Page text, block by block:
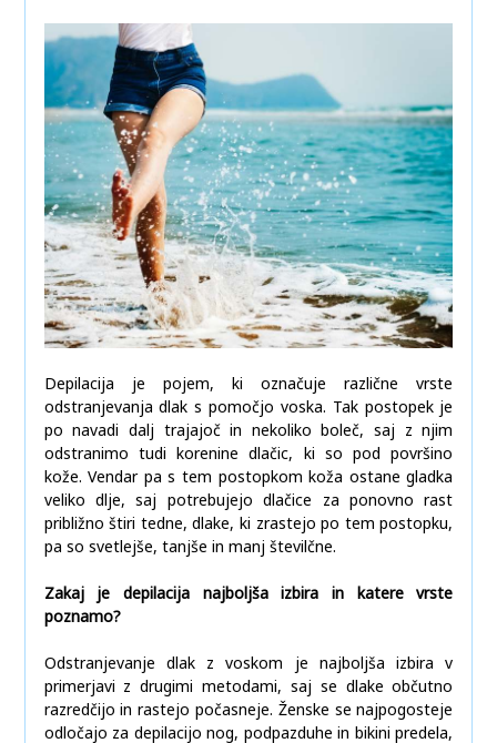
Depilacija je pojem, ki označuje različne vrste
odstranjevanja dlak s pomočjo voska. Tak postopek je
po navadi dalj trajajoč in nekoliko boleč, saj z njim
odstranimo tudi korenine dlačic, ki so pod površino
kože. Vendar pa s tem postopkom koža ostane gladka
veliko dlje, saj potrebujejo dlačice za ponovno rast
približno štiri tedne, dlake, ki zrastejo po tem postopku,
pa so svetlejše, tanjše in manj številčne.
Zakaj je depilacija najboljša izbira in katere vrste
poznamo?
Odstranjevanje dlak z voskom je najboljša izbira v
primerjavi z drugimi metodami, saj se dlake občutno
razredčijo in rastejo počasneje. Ženske se najpogosteje
odločajo za depilacijo nog, podpazduhe in bikini predela,